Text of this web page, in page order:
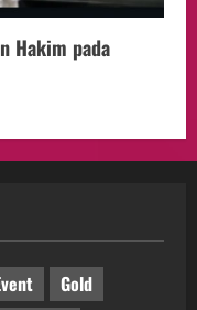
Hakim pada
Gold